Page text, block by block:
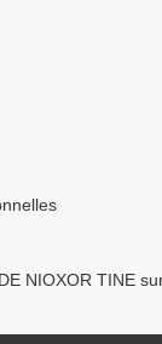
NIOXOR TINE